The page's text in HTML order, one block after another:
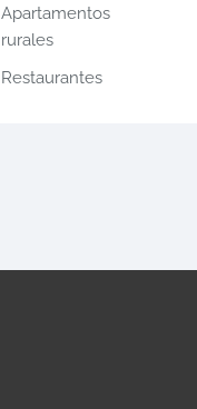
Apartamentos
rurales
Restaurantes